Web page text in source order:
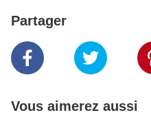
Partager
Vous aimerez aussi